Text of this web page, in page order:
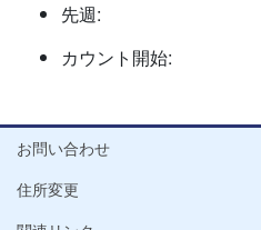
先週:
カウント開始:
お問い合わせ
住所変更